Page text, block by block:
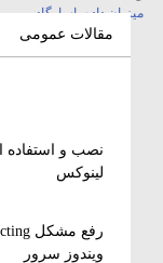
میزبان داده پاسارگاد
مقالات عمومی
لینوکس
ویندوز سرور